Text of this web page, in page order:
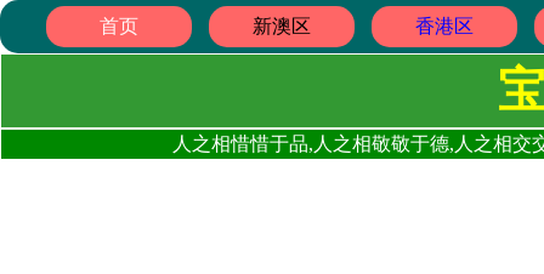
首页 新澳区 香港区
人之相惜惜于品,人之相敬敬于德,人之相